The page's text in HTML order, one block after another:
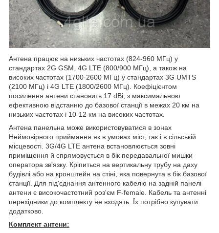
Антена працює на низьких частотах (824-960 МГц) у
стандартах 2G GSM, 4G LTE (800/900 МГц), а також на
високих частотах (1700-2600 МГц) у стандартах 3G UMTS
(2100 МГц) і 4G LTE (1800/2600 МГц). Коефіцієнтом
посилення антени становить 17 dBi, з максимальною
ефективною відстанню до базової станції в межах 20 км на
низьких частотах і 10-12 км на високих частотах.
Антена панельна може використовуватися в зонах
Неймовірного приймання як в умовах міст, так і в сільській
місцевості. 3G/4G LTE антена встановлюється зовні
приміщення й спрямовується в бік передавальної мишки
оператора зв'язку. Кріпиться на вертикальну трубу на даху
будівлі або на кронштейн на стіні, яка повернута в бік базової
станції. Для під'єднання антенного кабелю на задній панелі
антени є високочастотний роз'єм F-female. Кабель та антенні
перехідники до комплекту не входять. Їх потрібно купувати
додатково.
Комплект антени: